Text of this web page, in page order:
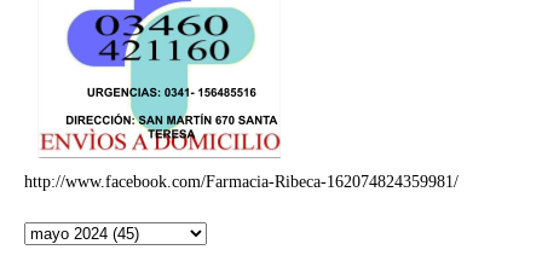
http://www.facebook.com/Farmacia-Ribeca-162074824359981/